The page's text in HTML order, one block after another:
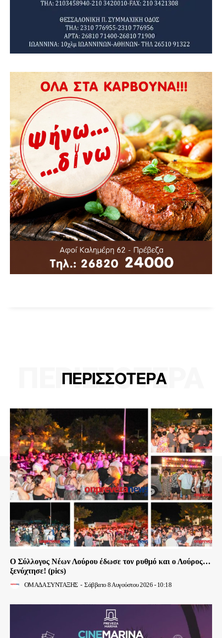
ΠΕΡΙΣΣΟΤΕΡΑ
ΠΕΡΙΣΣΟΤΕΡΑ
Ο Σύλλογος Νέων Λούρου έδωσε τον ρυθμό και ο Λούρος…
ξενύχτησε! (pics)
ΟΜΑΔΑ ΣΥΝΤΑΞΗΣ - Σάββατο 8 Αυγούστου 2026 - 10:18